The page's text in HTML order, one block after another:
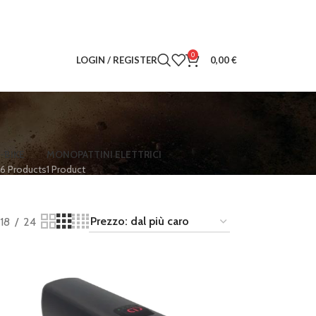
LOGIN / REGISTER 0 0,00€
E-BIKE
Products
MONOPATTINI ELETTRICI
1 Product
18 24